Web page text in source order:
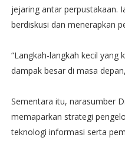
jejaring antar perpustakaan.
berdiskusi dan menerapkan
“Langkah-langkah kecil yang
dampak besar di masa
Sementara itu, narasumber
memaparkan strategi
teknologi informasi serta